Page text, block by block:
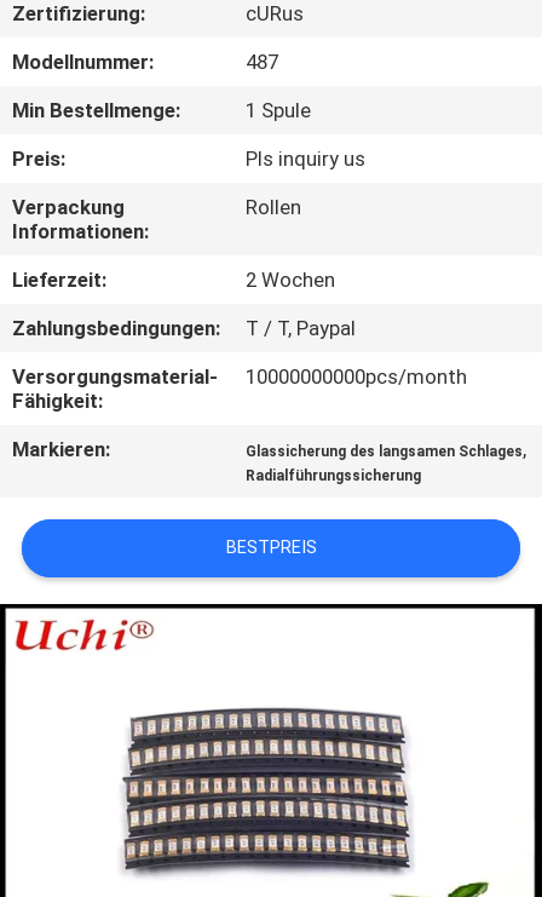
UNS
FABRIK-
AUSFLUG
QUALITÄTSKONTROLLE
SIE
MIT
VERBINDUNG
NACHRICHTEN
SIE EIN
SITEMAP
Zertifizierung:
cURus
Modellnummer:
487
Min Bestellmenge:
1 Spule
Preis:
Pls inquiry us
Verpackung
Informationen:
Rollen
Lieferzeit:
2 Wochen
Zahlungsbedingungen:
T / T, Paypal
Versorgungsmaterial-
Fähigkeit:
10000000000pcs/month
Markieren: Glassicherung des langsamen Schlages,
Radialführungssicherung
BESTPREIS